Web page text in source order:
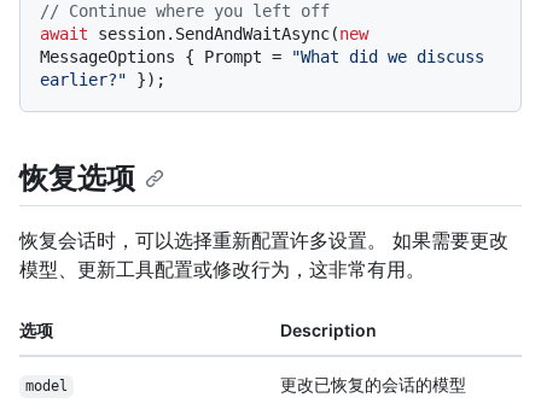
// Continue where you left off
await session.SendAndWaitAsync(new
MessageOptions { Prompt =
"What did we discuss
earlier?"
恢复选项
恢复会话时，可以选择重新配置许多设置。 如果需要更改
模型、更新工具配置或修改行为，这非常有用。
选项 Description
model 更改已恢复的会话的模型